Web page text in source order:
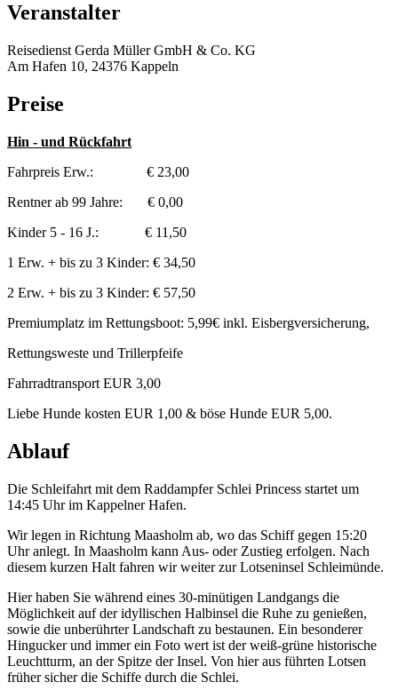
Veranstalter
Reisedienst Gerda Müller GmbH & Co. KG
Am Hafen 10, 24376 Kappeln
Preise
Hin - und Rückfahrt
Fahrpreis Erw.: € 23,00
Rentner ab 99 Jahre: € 0,00
Kinder 5 - 16 J.: € 11,50
1 Erw. + bis zu 3 Kinder: € 34,50
2 Erw. + bis zu 3 Kinder: € 57,50
Premiumplatz im Rettungsboot: 5,99€ inkl. Eisbergversicherung,
Rettungsweste und Trillerpfeife
Fahrradtransport EUR 3,00
Liebe Hunde kosten EUR 1,00 & böse Hunde EUR 5,00.
Ablauf
Die Schleifahrt mit dem Raddampfer Schlei Princess startet um
14:45 Uhr im Kappelner Hafen.
Wir legen in Richtung Maasholm ab, wo das Schiff gegen 15:20
Uhr anlegt. In Maasholm kann Aus- oder Zustieg erfolgen. Nach
diesem kurzen Halt fahren wir weiter zur Lotseninsel Schleimünde.
Hier haben Sie während eines 30-minütigen Landgangs die
Möglichkeit auf der idyllischen Halbinsel die Ruhe zu genießen,
sowie die unberührter Landschaft zu bestaunen. Ein besonderer
Hingucker und immer ein Foto wert ist der weiß-grüne historische
Leuchtturm, an der Spitze der Insel. Von hier aus führten Lotsen
früher sicher die Schiffe durch die Schlei.